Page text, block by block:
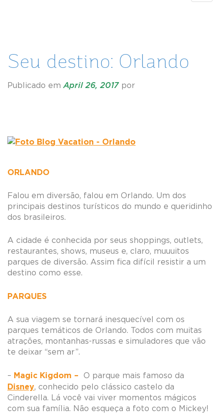
Seu destino: Orlando
Publicado em April 26, 2017 por
ORLANDO
Falou em diversão, falou em Orlando. Um dos
principais destinos turísticos do mundo e queridinho
dos brasileiros.
A cidade é conhecida por seus shoppings, outlets,
restaurantes, shows, museus e, claro, muuuitos
parques de diversão. Assim fica difícil resistir a um
destino como esse.
PARQUES
A sua viagem se tornará inesquecível com os
parques temáticos de Orlando. Todos com muitas
atrações, montanhas-russas e simuladores que vão
te deixar “sem ar”.
– Magic Kigdom – O parque mais famoso da
Disney, conhecido pelo clássico castelo da
Cinderella. Lá você vai viver momentos mágicos
com sua família. Não esqueça a foto com o Mickey!